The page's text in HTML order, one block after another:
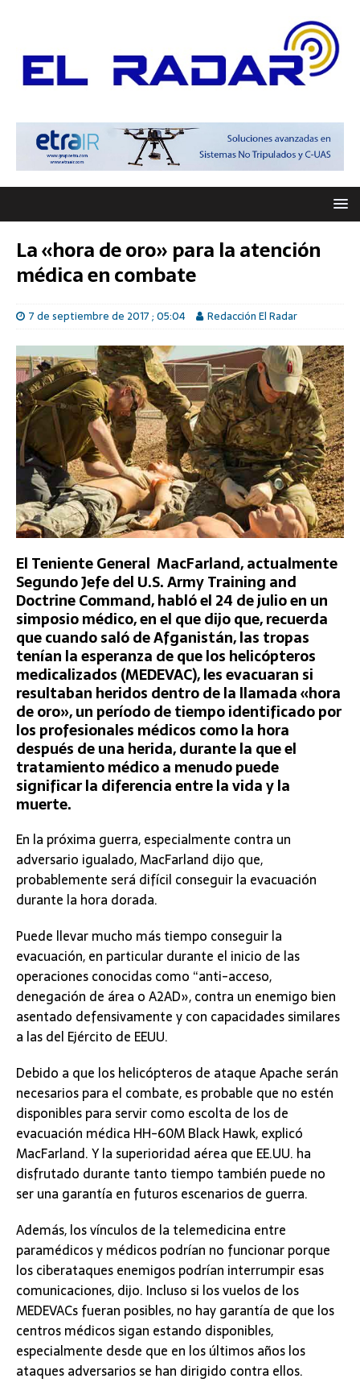
La «hora de oro» para la atención
médica en combate
7 de septiembre de 2017 ; 05:04 Redacción El Radar
El Teniente General MacFarland, actualmente
Segundo Jefe del U.S. Army Training and
Doctrine Command, habló el 24 de julio en un
simposio médico, en el que dijo que, recuerda
que cuando saló de Afganistán, las tropas
tenían la esperanza de que los helicópteros
medicalizados (MEDEVAC), les evacuaran si
resultaban heridos dentro de la llamada «hora
de oro», un período de tiempo identificado por
los profesionales médicos como la hora
después de una herida, durante la que el
tratamiento médico a menudo puede
significar la diferencia entre la vida y la
muerte.
En la próxima guerra, especialmente contra un
adversario igualado, MacFarland dijo que,
probablemente será difícil conseguir la evacuación
durante la hora dorada.
Puede llevar mucho más tiempo conseguir la
evacuación, en particular durante el inicio de las
operaciones conocidas como “anti-acceso,
denegación de área o A2AD», contra un enemigo bien
asentado defensivamente y con capacidades similares
a las del Ejército de EEUU.
Debido a que los helicópteros de ataque Apache serán
necesarios para el combate, es probable que no estén
disponibles para servir como escolta de los de
evacuación médica HH-60M Black Hawk, explicó
MacFarland. Y la superioridad aérea que EE.UU. ha
disfrutado durante tanto tiempo también puede no
ser una garantía en futuros escenarios de guerra.
Además, los vínculos de la telemedicina entre
paramédicos y médicos podrían no funcionar porque
los ciberataques enemigos podrían interrumpir esas
comunicaciones, dijo. Incluso si los vuelos de los
MEDEVACs fueran posibles, no hay garantía de que los
centros médicos sigan estando disponibles,
especialmente desde que en los últimos años los
ataques adversarios se han dirigido contra ellos.